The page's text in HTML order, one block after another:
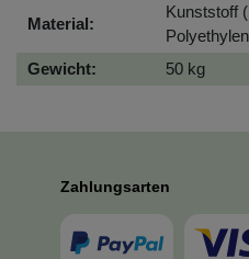
Material:
Kunststoff
Polyethylen
Gewicht:
50 kg
Zahlungsarten